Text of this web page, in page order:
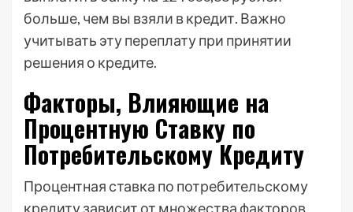
больше, чем вы взяли в кредит. Важно
учитывать эту переплату при принятии
решения о кредите.
Факторы, Влияющие на
Процентную Ставку по
Потребительскому Кредиту
Процентная ставка по потребительскому
кредиту зависит от множества факторов,